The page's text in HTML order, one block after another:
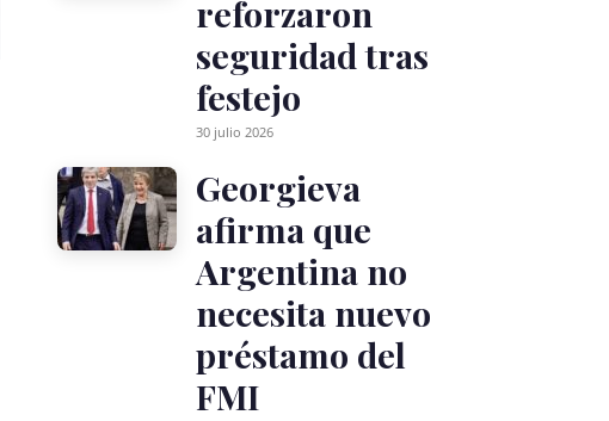
reforzaron
seguridad tras
festejo
30 julio 2026
Georgieva
afirma que
Argentina no
necesita nuevo
préstamo del
FMI